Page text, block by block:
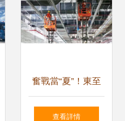
軍擔當
奮戰當“夏”！東至
項目建設“熱辣滾
查看詳情